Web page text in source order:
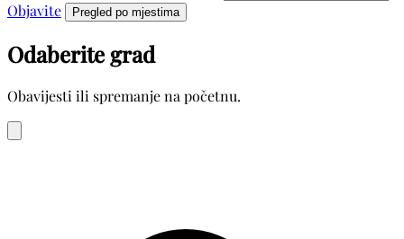
Objavite
Pregled po mjestima
Odaberite grad
Obavijesti ili spremanje na početnu.